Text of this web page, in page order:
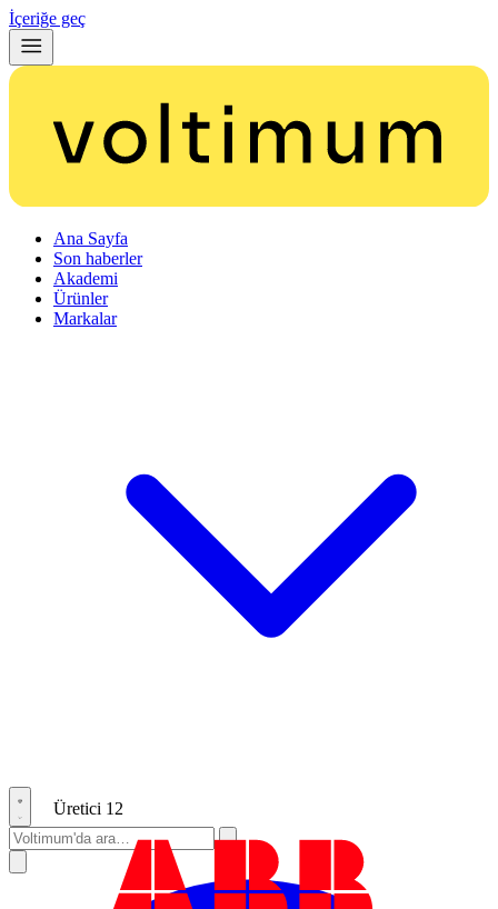
İçeriğe geç
Ana Sayfa
Son haberler
Akademi
Ürünler
Markalar
Üretici 12